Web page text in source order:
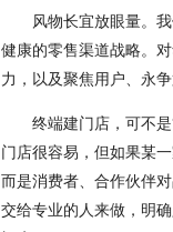
风物长宜放眼量。
健康的零售渠道战略。
力，以及聚焦用户、永
终端建门店，可不
门店很容易，但如果某
而是消费者、合作伙伴
交给专业的人来做，明